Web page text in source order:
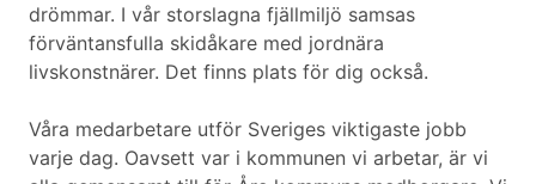
drömmar. I vår storslagna fjällmiljö samsas
förväntansfulla skidåkare med jordnära
livskonstnärer. Det finns plats för dig också.
Våra medarbetare utför Sveriges viktigaste jobb
varje dag. Oavsett var i kommunen vi arbetar, är vi